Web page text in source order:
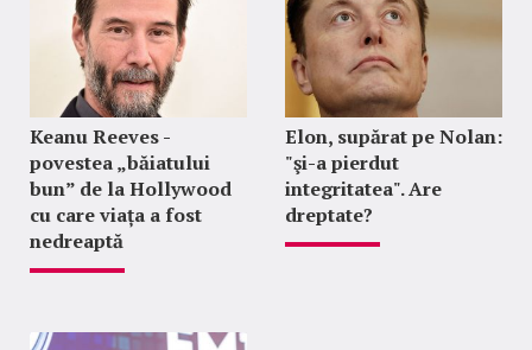
Keanu Reeves -
povestea „băiatului
bun” de la Hollywood
cu care viața a fost
nedreaptă
Elon, supărat pe Nolan:
"şi-a pierdut
integritatea". Are
dreptate?